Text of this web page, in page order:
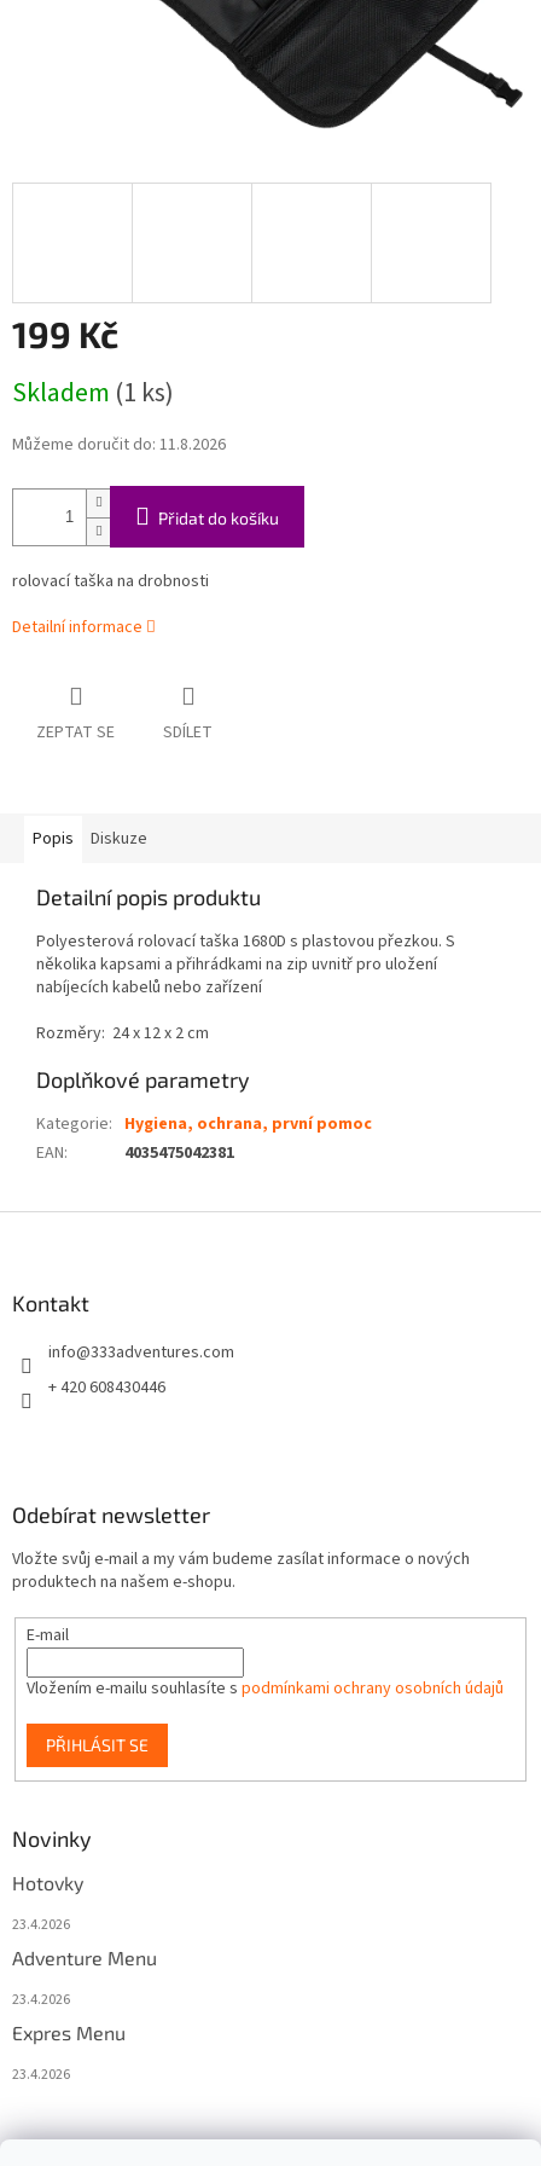
199 Kč
cena:
Skladem (1 ks)
Můžeme doručit do: 11.8.2026
Přidat do košíku
rolovací taška na drobnosti
Detailní informace
ZEPTAT SE SDÍLET
Popis Diskuze
Detailní popis produktu
Polyesterová rolovací taška 1680D s plastovou přezkou. S
několika kapsami a přihrádkami na zip uvnitř pro uložení
nabíjecích kabelů nebo zařízení
Rozměry: 24 x 12 x 2 cm
Doplňkové parametry
Kategorie: Hygiena, ochrana, první pomoc
EAN: 4035475042381
Kontakt
info@333adventures.com
+ 420 608430446
Odebírat newsletter
Vložte svůj e-mail a my vám budeme zasílat informace o nových
produktech na našem e-shopu.
E-mail
Vložením e-mailu souhlasíte s podmínkami ochrany osobních údajů
PŘIHLÁSIT SE
Novinky
Hotovky
23.4.2026
Adventure Menu
23.4.2026
Expres Menu
23.4.2026